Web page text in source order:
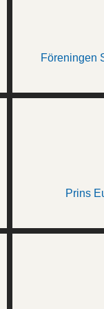
Föreningen
Prins